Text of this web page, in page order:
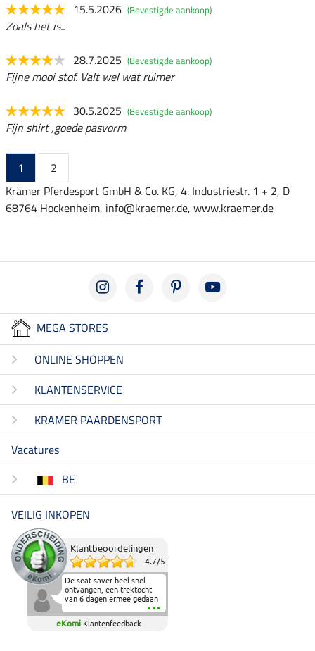
15.5.2026 (Bevestigde aankoop)
Zoals het is..
28.7.2025 (Bevestigde aankoop)
Fijne mooi stof. Valt wel wat ruimer
30.5.2025 (Bevestigde aankoop)
Fijn shirt ,goede pasvorm
1
2
Krämer Pferdesport GmbH & Co. KG, 4. Industriestr. 1 + 2, D
68764 Hockenheim, info@kraemer.de, www.kraemer.de
MEGA STORES
ONLINE SHOPPEN
KLANTENSERVICE
KRAMER PAARDENSPORT
Vacatures
BE
VEILIG INKOPEN
Klantbeoordelingen
4.7/5
De seat saver heel snel
ontvangen, een trektocht
van 6 dagen ermee gedaan
en deze heeft de beproeving
fantastisch doorstaan.
Heerlijk zacht om op te
eKomi Klantenfeedback